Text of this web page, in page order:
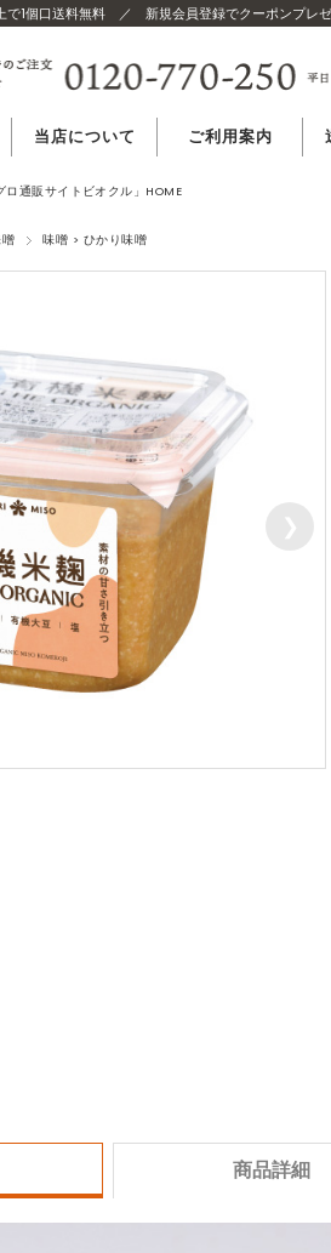
1個口送料無料 ／ 新規会員登録でクーポンプレ
当店について
当店のコンセプト
ご利用案内
通販サイトビオクル」HOME
味噌 > ひかり味噌
商品詳細